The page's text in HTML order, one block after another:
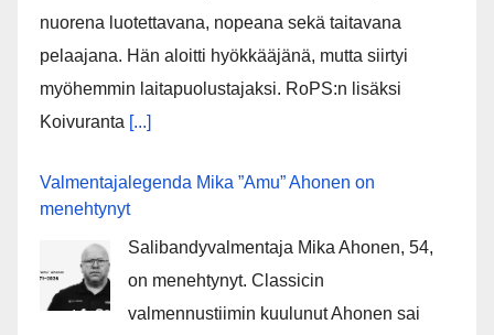
nuorena luotettavana, nopeana sekä taitavana
pelaajana. Hän aloitti hyökkääjänä, mutta siirtyi
myöhemmin laitapuolustajaksi. RoPS:n lisäksi
Koivuranta [...]
Valmentajalegenda Mika ”Amu” Ahonen on
menehtynyt
Salibandyvalmentaja Mika Ahonen, 54,
on menehtynyt. Classicin
valmennustiimin kuulunut Ahonen sai